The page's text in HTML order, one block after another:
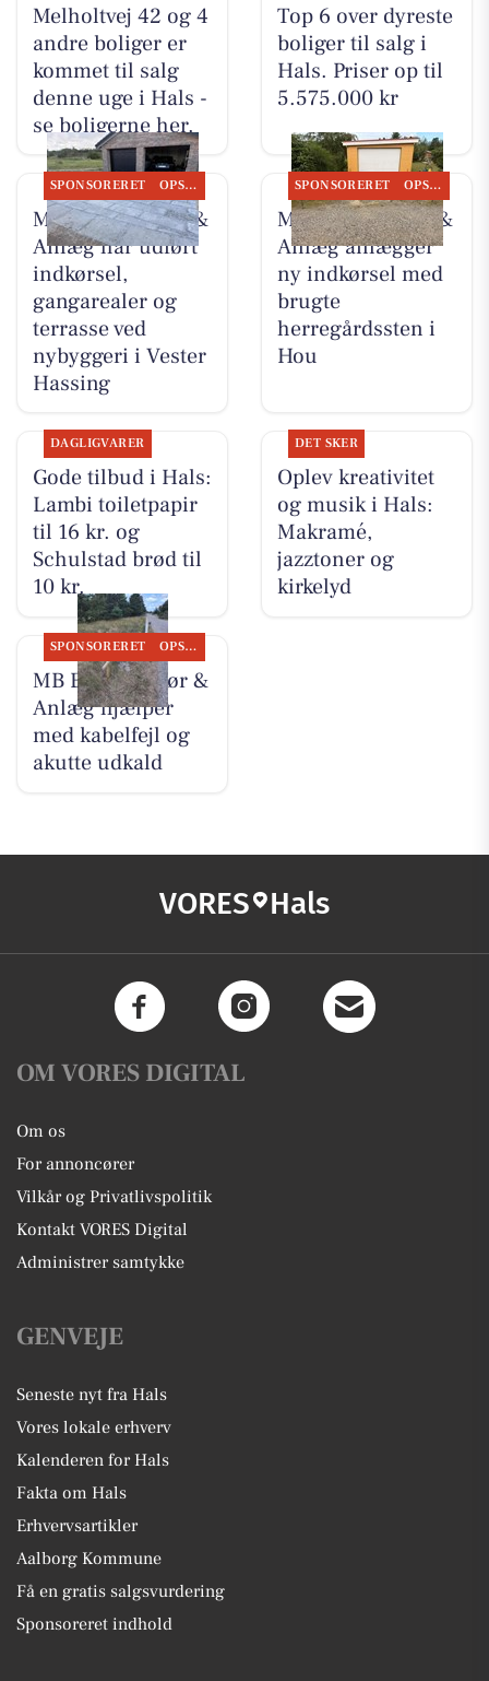
Melholtvej 42 og 4
andre boliger er
kommet til salg
denne uge i Hals -
se boligerne her.
Top 6 over dyreste
boliger til salg i
Hals. Priser op til
5.575.000 kr
SPONSORERET OPSLAGSTAVLEN
MB Entreprenør &
Anlæg har udført
indkørsel,
gangarealer og
terrasse ved
nybyggeri i Vester
Hassing
SPONSORERET OPSLAGSTAVLEN
MB Entreprenør &
Anlæg anlægger
ny indkørsel med
brugte
herregårdssten i
Hou
DAGLIGVARER
Gode tilbud i Hals:
Lambi toiletpapir
til 16 kr. og
Schulstad brød til
10 kr.
DET SKER
Oplev kreativitet
og musik i Hals:
Makramé,
jazztoner og
kirkelyd
SPONSORERET OPSLAGSTAVLEN
MB Entreprenør &
Anlæg hjælper
med kabelfejl og
akutte udkald
VORES Hals
OM VORES DIGITAL
Om os
For annoncører
Vilkår og Privatlivspolitik
Kontakt VORES Digital
Administrer samtykke
GENVEJE
Seneste nyt fra Hals
Vores lokale erhverv
Kalenderen for Hals
Fakta om Hals
Erhvervsartikler
Aalborg Kommune
Få en gratis salgsvurdering
Sponsoreret indhold